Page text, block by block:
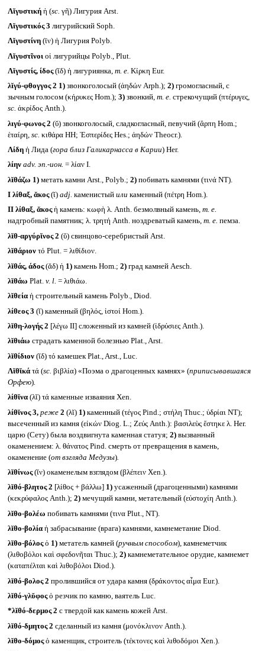
Λῐγυστική ἡ (sc. γῆ) Лигурия Arst.
Λῐγυστικός 3 лигурийский Soph.
Λῐγυστίνη(ῑν) ἡ Лигурия Polyb.
Λῐγυστῖνοι οἱ лигурийцы Polyb., Plut.
Λῐγυστίς, ίδος(ῐδ) ἡ лигуриянка, т. е. Κίρκη Eur.
λῐγύ-φθογγος 2 1)звонкоголосый (ἀηδών Arph.); 2)громогласный, с
зычным голосом (κήρυκες Hom.); 3)звонкий, т. е. стрекочущий (πτέρυγες,
sc. ἀκρίδος Anth.).
λιγύ-φωνος 2 (ῠ) звонкоголосый, сладкогласный, певучий (ἅρπη Hom.;
ἑταίρη, sc. κιθάρα HH; Ἑσπερίδες Hes.; ἀηδών Theocr.).
Λίδη ἡ Лида (гора близ Галикарнасса в Карии) Her.
λίην adv. эп.-ион. = λίαν I.
λῐθάζω 1)метать камни Arst., Polyb.; 2)побивать камнями (τινά NT).
I λίθαξ, ᾰκος(ῐ) adj. каменистый или каменный (πέτρη Hom.).
II λίθαξ, ᾰκοςἡ камень: κωφὴ λ. Anth. безмолвный камень, т. е.
надгробный памятник; λ. τρητή Anth. ноздреватый камень, т. е. пемза.
λῐθ-αργύρῐνος 2 (ῠ) свинцово-серебристый Arst.
λῐθάριον τό Plut. = λιθίδιον.
λῐθάς, άδος(ᾰδ) ἡ 1)камень Hom.; 2)град камней Aesch.
λῐθάω Plat. v. l. = λιθιάω.
λῐθεία ἡ строительный камень Polyb., Diod.
λίθεος 3 (ῐ) каменный (βηλός, ἱστοί Hom.).
λῐθη-λογής 2 [λέγω II] сложенный из камней (ἱδρύσιες Anth.).
λῐθιάω страдать каменной болезнью Plat., Arst.
λῐθίδιον(ῐδ) τό камешек Plat., Arst., Luc.
Λῐθῐκά τά (sc. βιβλία) «Поэма о драгоценных камнях» (приписывавшаяся
Орфею).
λίθῐνα(λῐ) τά каменные изваяния Xen.
λίθῐνος 3, реже 2 (λῐ) 1)каменный (τέγος Pind.; στήλη Thuc.; ὑδρίαι NT);
высеченный из камня (εἰκών Diog. L.; Ζεύς Anth.): βασιλεὺς ἕστηκε λ. Her.
царю (Сету) была воздвигнута каменная статуя; 2)вызванный
окаменением: λ. θάνατος Pind. смерть от превращения в камень,
окаменение (от взгляда Медузы).
λῐθίνως(ῐν) окаменелым взглядом (βλέπειν Xen.).
λῐθό-βλητος 2 [λίθος + βάλλω] 1)усаженный (драгоценными) камнями
(κεκρύφαλος Anth.); 2)мечущий камни, метательный (εὐστοχίη Anth.).
λῐθο-βολέω побивать камнями (τινα Plut., NT).
λῐθο-βολία ἡ забрасывание (врага) камнями, камнеметание Diod.
λῐθο-βόλοςὁ 1)метатель камней (ручным способом),камнеметчик
(λιθοβόλοι καὶ σφεδονῆται Thuc.); 2)камнеметательное орудие, камнемет
(καταπέλται καὶ λιθοβόλοι Diod.).
λῐθό-βολος 2 пролившийся от удара камня (δράκοντος αἷμα Eur.).
λῐθό-γλῠφοςὁ резчик по камню, ваятель Luc.
*λῐθό-δερμος 2 с твердой как камень кожей Arst.
λῐθό-δμητος 2 сделанный из камня (μονόκλινον Anth.).
λῐθο-δόμοςὁ каменщик, строитель (τέκτονες καὶ λιθοδόμοι Xen.).